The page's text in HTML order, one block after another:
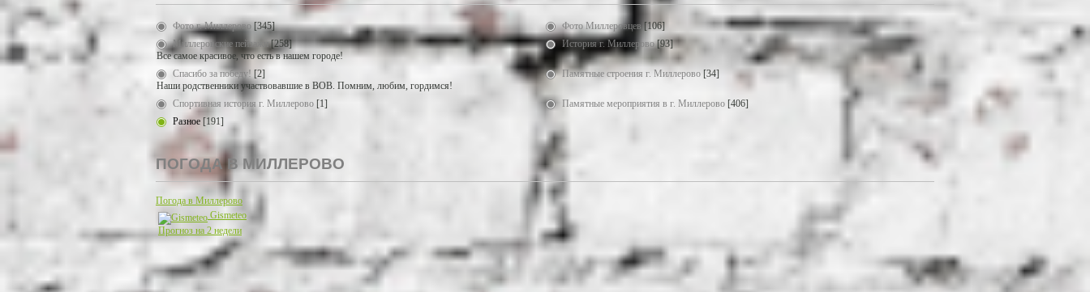
Фото г. Миллерово [345] Фото Миллеровцев [106]
Миллеровские пейзажи [258]
Все самое красивое, что есть в нашем городе!
История г. Миллерово [93]
Спасибо за победу! [2]
Наши родственники участвовавшие в ВОВ. Помним, любим, гордимся!
Памятные строения г. Миллерово [34]
Спортивная история г. Миллерово [1] Памятные мероприятия в г. Миллерово [406]
Разное [191]
ПОГОДА В МИЛЛЕРОВО
Погода в Миллерово
Gismeteo
Прогноз на 2 недели